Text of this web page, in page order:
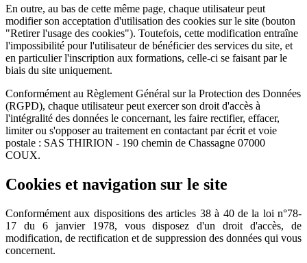
En outre, au bas de cette même page, chaque utilisateur peut
modifier son acceptation d'utilisation des cookies sur le site (bouton
"Retirer l'usage des cookies"). Toutefois, cette modification entraîne
l'impossibilité pour l'utilisateur de bénéficier des services du site, et
en particulier l'inscription aux formations, celle-ci se faisant par le
biais du site uniquement.
Conformément au Règlement Général sur la Protection des Données
(RGPD), chaque utilisateur peut exercer son droit d'accès à
l'intégralité des données le concernant, les faire rectifier, effacer,
limiter ou s'opposer au traitement en contactant par écrit et voie
postale : SAS THIRION - 190 chemin de Chassagne 07000
COUX.
Cookies et navigation sur le site
Conformément aux dispositions des articles 38 à 40 de la loi n°78-
17 du 6 janvier 1978, vous disposez d'un droit d'accès, de
modification, de rectification et de suppression des données qui vous
concernent.